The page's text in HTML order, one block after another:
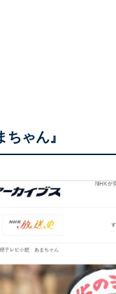
ちゃん』